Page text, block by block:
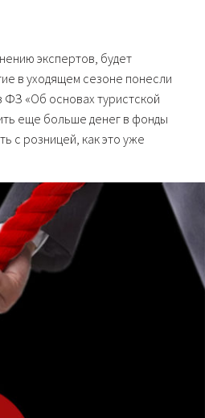
экспертов, будет
в уходящем сезоне понесли
ФЗ «Об основах туристской
еще больше денег в фонды
с розницей, как это уже